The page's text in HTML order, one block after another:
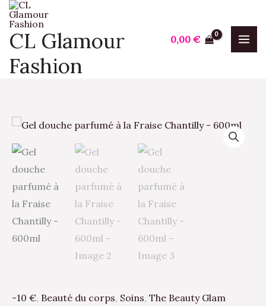
Aller
au
contenu
CL Glamour
Fashion
0,00€
-10 €, Beauté du corps, Soins, The Beauty Glam